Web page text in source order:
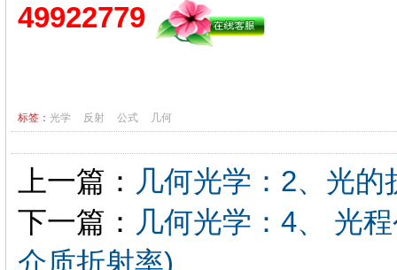
49922779
标签： 光学 反射 公式 几何
上一篇： 几何光学：2、光
下一篇： 几何光学：4、 光
介质折射率)